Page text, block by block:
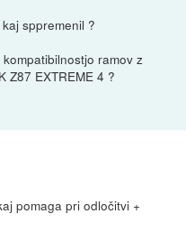
sppremenil ?
ramov z
Z87 EXTREME 4 ?
pomaga pri odločitvi +